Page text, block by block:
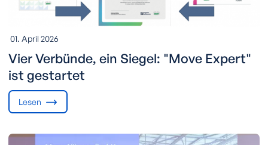
01. April 2026
Vier Verbünde, ein Siegel: "Move Expert"
ist gestartet
Lesen